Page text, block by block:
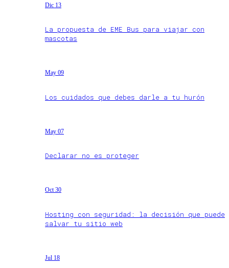
Dic 13
La propuesta de EME Bus para viajar con
mascotas
May 09
Los cuidados que debes darle a tu hurón
May 07
Declarar no es proteger
Oct 30
Hosting con seguridad: la decisión que puede
salvar tu sitio web
Jul 18